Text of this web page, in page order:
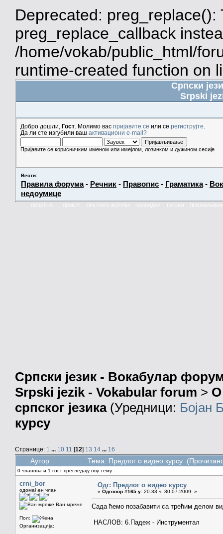
Deprecated:
preg_replace_callback
/home/vokab/public_html/
runtime-created function on
Српски
Srpski
Добро дошли, Гост . Молимо вас пријавите се или се региструјте
Да ли сте изгубили ваш активациони e-mail?
Пријавите се корисничким именом или имејлом, лозинком и дужином сесије
Вести:
Правила форума- Речник - Правопис - Граматика-
недоумице
КАЛЕНДАР
Српски језик - Вокабулар
Srpski jezik - Vokabular forum > О
српског језика(Уредници: Бојан
курсу
Странице: 1 ... 10 11 [12] 13 14 ... 16
Аутор Тема: Предлог о видео курсу
0 чланова и 1 гост прегледају ову тему.
crni_bor
одомаћен члан
Ван мреже
Пол:
Организација:
Одг: Предлог о видео курсу
« Одговор #165 у: 20.33 ч. 30.07.2009. »
Сада ћемо позабавити са трећим делом
НАСЛОВ: 6.Падеж - Инструментал